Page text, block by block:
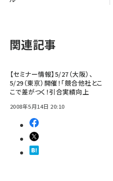
関連記事
【セミナー情報】5/27（大阪）、
5/29（東京）開催！「競合他社とこ
こで差がつく！引合実績向上
2008年5月14日 20:10